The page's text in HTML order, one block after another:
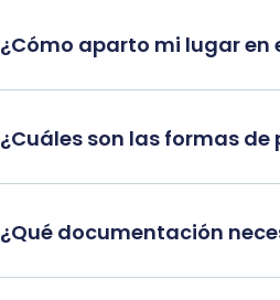
¿Cómo aparto mi lugar en
¿Cuáles son las formas
¿Qué documentación